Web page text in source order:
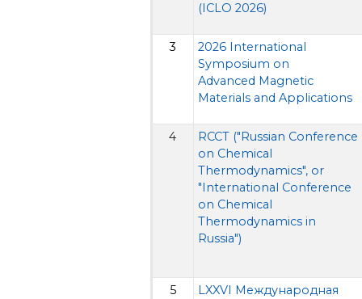
(ICLO 2026)
3
2026 International
Symposium on
Advanced Magnetic
Materials and Applications
4
RCCT ("Russian Conference
on Chemical
Thermodynamics", or
"International Conference
on Chemical
Thermodynamics in
Russia")
5
LXXVI Международная